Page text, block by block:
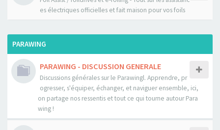
es électriques officielles et fait maison pour vos foils
PARAWING
PARAWING - DISCUSSION GENERALE
Discussions générales sur le Parawingl. Apprendre, pr
ogresser, s'équiper, échanger, et naviguer ensemble, ici,
on partage nos ressentis et tout ce qui tourne autour Para
wing !